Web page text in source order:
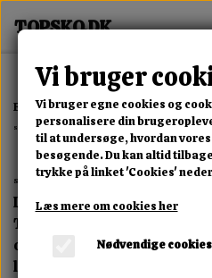
Forside Seo byer og områder
Sexshop Silkeborg & Damesko online hos Topsko.dk
Sko og sexshop i Silkeborg – Stort udvalg & diskret
Leder du efter sko eller
Topsko.dk finder du et stort
og sexlegetøj – samlet ét
levering.
Vi bruger
Vi bruger egne cookies og
personalisere din
til at undersøge, hvordan
besøgende. Du kan altid
trykke på linket 'Cookies'
Læs mere om cookies her
Nødvendige cookies